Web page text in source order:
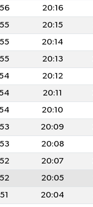
20:16
20:15
20:14
20:13
20:12
20:11
20:10
20:09
20:08
20:07
20:05
20:04